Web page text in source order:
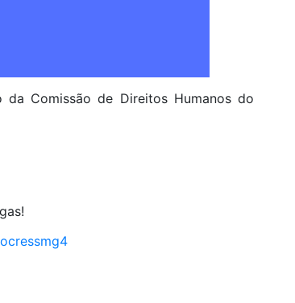
Comissão de Direitos Humanos do